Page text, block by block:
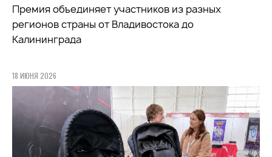
Премия объединяет участников из разных
регионов страны от Владивостока до
Калининграда
18 ИЮНЯ 2026